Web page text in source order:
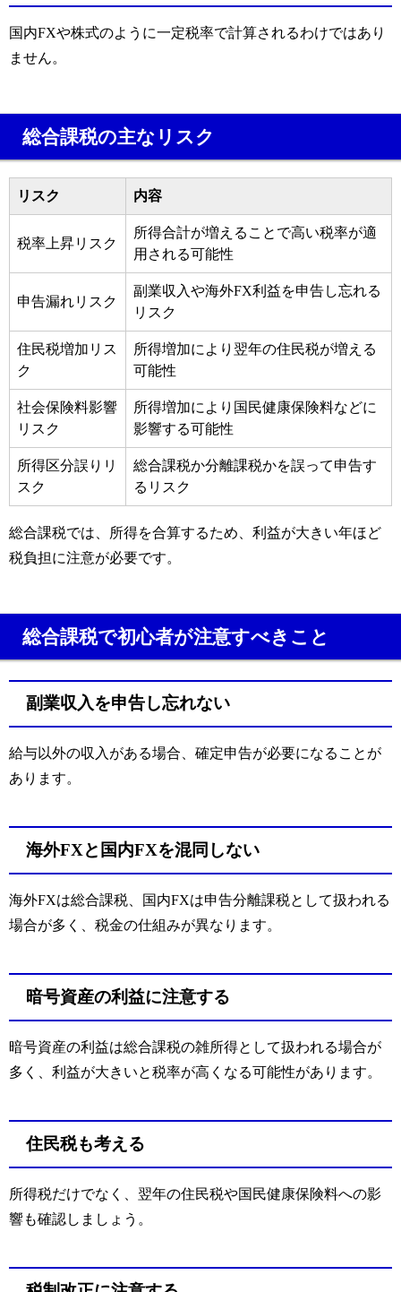
国内FXや株式のように一定税率で計算されるわけではあり
ません。
総合課税の主なリスク
リスク 内容
税率上昇リスク
所得合計が増えることで高い税率が適
用される可能性
申告漏れリスク
副業収入や海外FX利益を申告し忘れる
リスク
住民税増加リス
ク
所得増加により翌年の住民税が増える
可能性
社会保険料影響
リスク
所得増加により国民健康保険料などに
影響する可能性
所得区分誤りリ
スク
総合課税か分離課税かを誤って申告す
るリスク
総合課税では、所得を合算するため、利益が大きい年ほど
税負担に注意が必要です。
総合課税で初心者が注意すべきこと
副業収入を申告し忘れない
給与以外の収入がある場合、確定申告が必要になることが
あります。
海外FXと国内FXを混同しない
海外FXは総合課税、国内FXは申告分離課税として扱われる
場合が多く、税金の仕組みが異なります。
暗号資産の利益に注意する
暗号資産の利益は総合課税の雑所得として扱われる場合が
多く、利益が大きいと税率が高くなる可能性があります。
住民税も考える
所得税だけでなく、翌年の住民税や国民健康保険料への影
響も確認しましょう。